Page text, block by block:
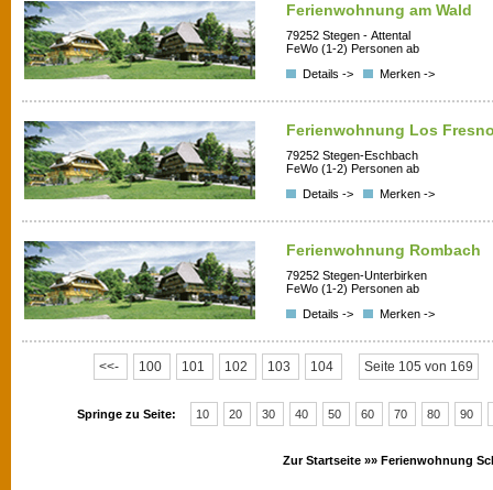
Ferienwohnung am Wald
79252 Stegen - Attental
FeWo (1-2) Personen ab
Details ->
Merken ->
Ferienwohnung Los
79252 Stegen-Eschbach
FeWo (1-2) Personen ab
Details ->
Merken ->
Ferienwohnung Rombach
79252 Stegen-Unterbirken
FeWo (1-2) Personen ab
Details ->
Merken ->
<<- 100 101 102 103 104 Seite 105 von 169
Springe zu Seite: 10 20 30 40 50 60 70 80 90
Zur Startseite »» Ferienwohnung